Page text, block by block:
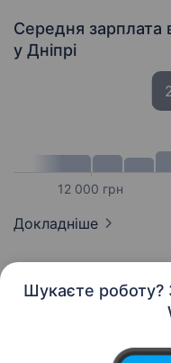
Шукаєте роботу?
Середня зарплата
у Дніпрі
12 000 грн
Докладніше